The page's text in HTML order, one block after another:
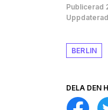
Publicerad
BERLIN
DELA DEN